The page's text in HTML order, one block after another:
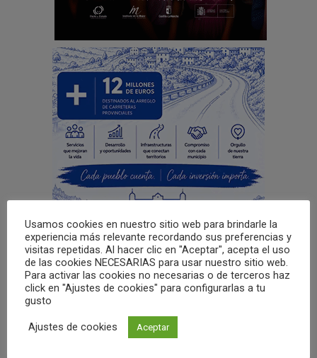
Usamos cookies en nuestro sitio web para brindarle la
experiencia más relevante recordando sus preferencias y
visitas repetidas. Al hacer clic en "Aceptar", acepta el uso
de las cookies NECESARIAS para usar nuestro sitio web.
Para activar las cookies no necesarias o de terceros haz
click en "Ajustes de cookies" para configurarlas a tu
gusto
Ajustes de cookies Aceptar